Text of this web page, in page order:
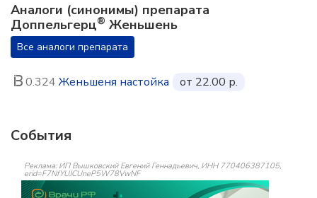
Аналоги (синонимы) препарата
Доппельгерц® Женьшень
Все аналоги препарата
0.324 Женьшеня настойка от 22.00 р.
События
Реклама: ИП Вышковский Евгений Геннадьевич, ИНН 770406387105,
erid=F7NfYUJCUneP5W78VwNF